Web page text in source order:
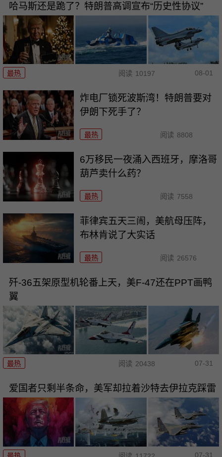
哈马斯还是跪了？特朗普高调宣布“历史性协议”
最热 阅读 10197 08-01
炸电厂锁死波斯湾！特朗普要对
伊朗下死手了？
最热 阅读 8808
6万移民一夜涌入西班牙，摩洛哥
葫芦卖什么药？
最热 阅读 7558
菲律宾五天三闹，美航母压阵，
布林肯说了大实话
最热 阅读 26576
歼-36五架原型机轮番上天，美F-47还在PPT画鸭
翼
最热 阅读 20438 07-31
爱国者只剩半条命，美军却拉着沙特去伊拉克踩雷
07-31